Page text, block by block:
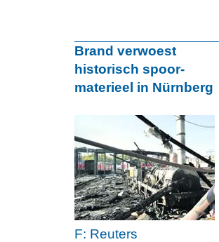
Brand verwoest
historisch spoor-
materieel in Nürnberg
F: Reuters